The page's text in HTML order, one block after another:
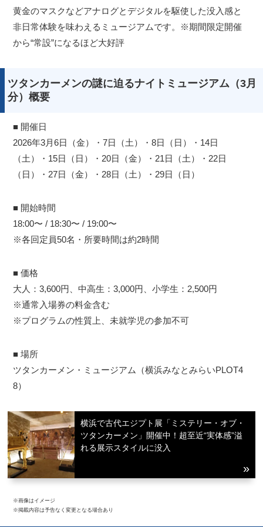
黄金のマスクなどアナログとデジタルを駆使した没入感と
非日常体験を味わえるミュージアムです。※期間限定開催
から“常設”になるほど大好評
ツタンカーメンの謎に迫るナイトミュージアム（3月
分）概要
■ 開催日
2026年3月6日（金）・7日（土）・8日（日）・14日
（土）・15日（日）・20日（金）・21日（土）・22日
（日）・27日（金）・28日（土）・29日（日）
■ 開始時間
18:00〜 / 18:30〜 / 19:00〜
※各回定員50名・所要時間は約2時間
■ 価格
大人：3,600円、中高生：3,000円、小学生：2,500円
※通常入場券の料金含む
※プログラムの性質上、未就学児の参加不可
■ 場所
ツタンカーメン・ミュージアム（横浜みなとみらいPLOT4
8）
横浜で古代エジプト展「ミステリー・オブ・
ツタンカーメン」開催中！超至近“実体感”溢
れる展示スタイルに没入
※画像はイメージ
※掲載内容は予告なく変更となる場合あり